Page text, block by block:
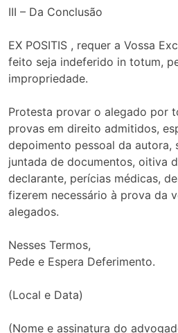
III – Da Conclusão
EX POSITIS , requer a Vossa
feito seja indeferido in totum,
impropriedade.
Protesta provar o alegado por
provas em direito admitidos,
depoimento pessoal da autora,
juntada de documentos, oitiva
declarante, perícias médicas,
fizerem necessário à prova da
alegados.
Nesses Termos,
Pede e Espera Deferimento.
(Local e Data)
(Nome e assinatura do